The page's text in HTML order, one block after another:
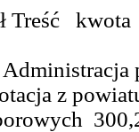
Treść kwota
z